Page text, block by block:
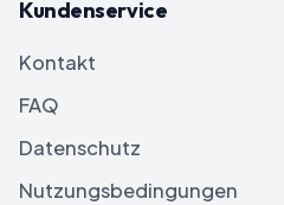
Kundenservice
Kontakt
FAQ
Datenschutz
Nutzungsbedingungen